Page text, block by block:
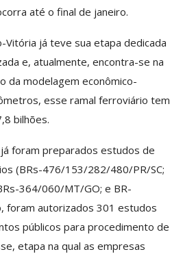
até o final de janeiro.
Vitória já teve sua etapa dedicada
e, atualmente, encontra-se na
da modelagem econômico-
esse ramal ferroviário tem
bilhões.
foram preparados estudos de
(BRs-476/153/282/480/PR/SC;
364/060/MT/GO; e BR-
foram autorizados 301 estudos
públicos para procedimento de
etapa na qual as empresas